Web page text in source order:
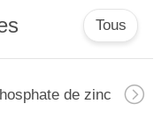
Tous
de zinc